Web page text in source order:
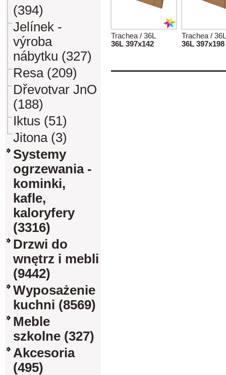
(394)
Jelínek -
výroba
nábytku (327)
Resa (209)
Dřevotvar JnO
(188)
Iktus (51)
Jitona (3)
Systemy
ogrzewania -
kominki,
kafle,
kaloryfery
(3316)
Drzwi do
wnętrz i mebli
(9442)
Wyposażenie
kuchni (8569)
Meble
szkolne (327)
Akcesoria
(495)
Trachea / 36L
36L 397x142
Trachea / 36L
36L 397x198